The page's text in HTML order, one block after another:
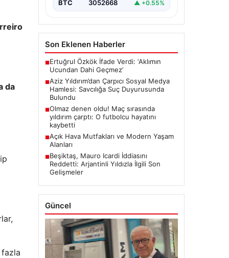
da
fazla
BTC 3052668 ▲ +0.55%
Son Eklenen Haberler
■Ertuğrul Özkök İfade Verdi: ‘Aklımın
Ucundan Dahi Geçmez’
■Aziz Yıldırım’dan Çarpıcı Sosyal Medya
Hamlesi: Savcılığa Suç Duyurusunda
Bulundu
■Olmaz denen oldu! Maç sırasında
yıldırım çarptı: O futbolcu hayatını
kaybetti
■Açık Hava Mutfakları ve Modern Yaşam
Alanları
■Beşiktaş, Mauro Icardi İddiasını
Reddetti: Arjantinli Yıldızla İlgili Son
Gelişmeler
Güncel